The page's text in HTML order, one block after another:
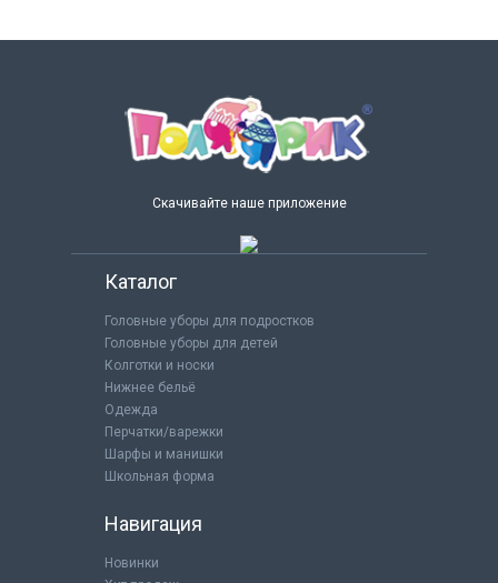
Скачивайте наше приложение
Каталог
Головные уборы для подростков
Головные уборы для детей
Колготки и носки
Нижнее бельё
Одежда
Перчатки/варежки
Шарфы и манишки
Школьная форма
Навигация
Новинки